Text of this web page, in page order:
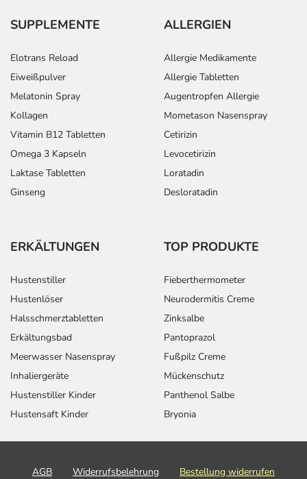
SUPPLEMENTE
Elotrans Reload
Eiweißpulver
Melatonin Spray
Kollagen
Vitamin B12 Tabletten
Omega 3 Kapseln
Laktase Tabletten
Ginseng
ALLERGIEN
Allergie Medikamente
Allergie Tabletten
Augentropfen Allergie
Mometason Nasenspray
Cetirizin
Levocetirizin
Loratadin
Desloratadin
ERKÄLTUNGEN
Hustenstiller
Hustenlöser
Halsschmerztabletten
Erkältungsbad
Meerwasser Nasenspray
Inhaliergeräte
Hustenstiller Kinder
Hustensaft Kinder
TOP PRODUKTE
Fieberthermometer
Neurodermitis Creme
Zinksalbe
Pantoprazol
Fußpilz Creme
Mückenschutz
Panthenol Salbe
Bryonia
AGB Widerrufsbelehrung
Bestellung widerrufen